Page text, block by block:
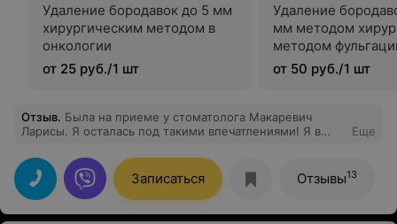
Удаление бородавок до 5 мм
хирургическим методом в
онкологии
от 25 руб./1 шт
Удаление
мм методом
методом
онкологии
от 50 руб./1 шт
Отзыв. Была на приеме у стоматолога Макаревич
Ларисы. Я осталась под такими впечатлениями! Я в
ресепшене с улыбкой! Далее за тобой зашёл врач и
вместе прошли в кабинет. Тебе под голову положили
ортопедическую подушечку, чтобы не затекала шея С
тобой постоянно разговаривают и всё объясняют. Всё
прошло на только быстро, безболезненно, с
Еще
Записаться Отзывы13